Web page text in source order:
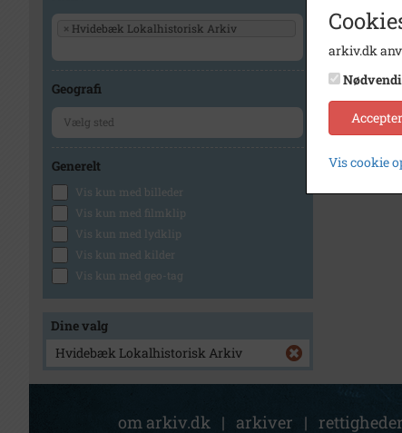
× Hvidebæk Lokalhistorisk Arkiv
Geografi
Generelt
Vis kun med billeder
Vis kun med filmklip
Vis kun med lydklip
Vis kun med kilder
Vis kun med geo-tag
Dine valg
Hvidebæk Lokalhistorisk Arkiv
om arkiv.dk | arkiver |
arkiv.dk
Vis cookie